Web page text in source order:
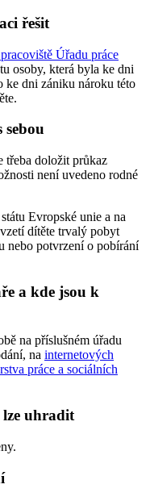
řešit
Úřadu práce
osoby, která byla ke dni
ke dni zániku nároku této
třeba doložit průkaz
není uvedeno rodné
Evropské unie a na
dítěte trvalý pobyt
nebo potvrzení o pobírání
a kde jsou k
na příslušném úřadu
na internetových
práce a sociálních
uhradit